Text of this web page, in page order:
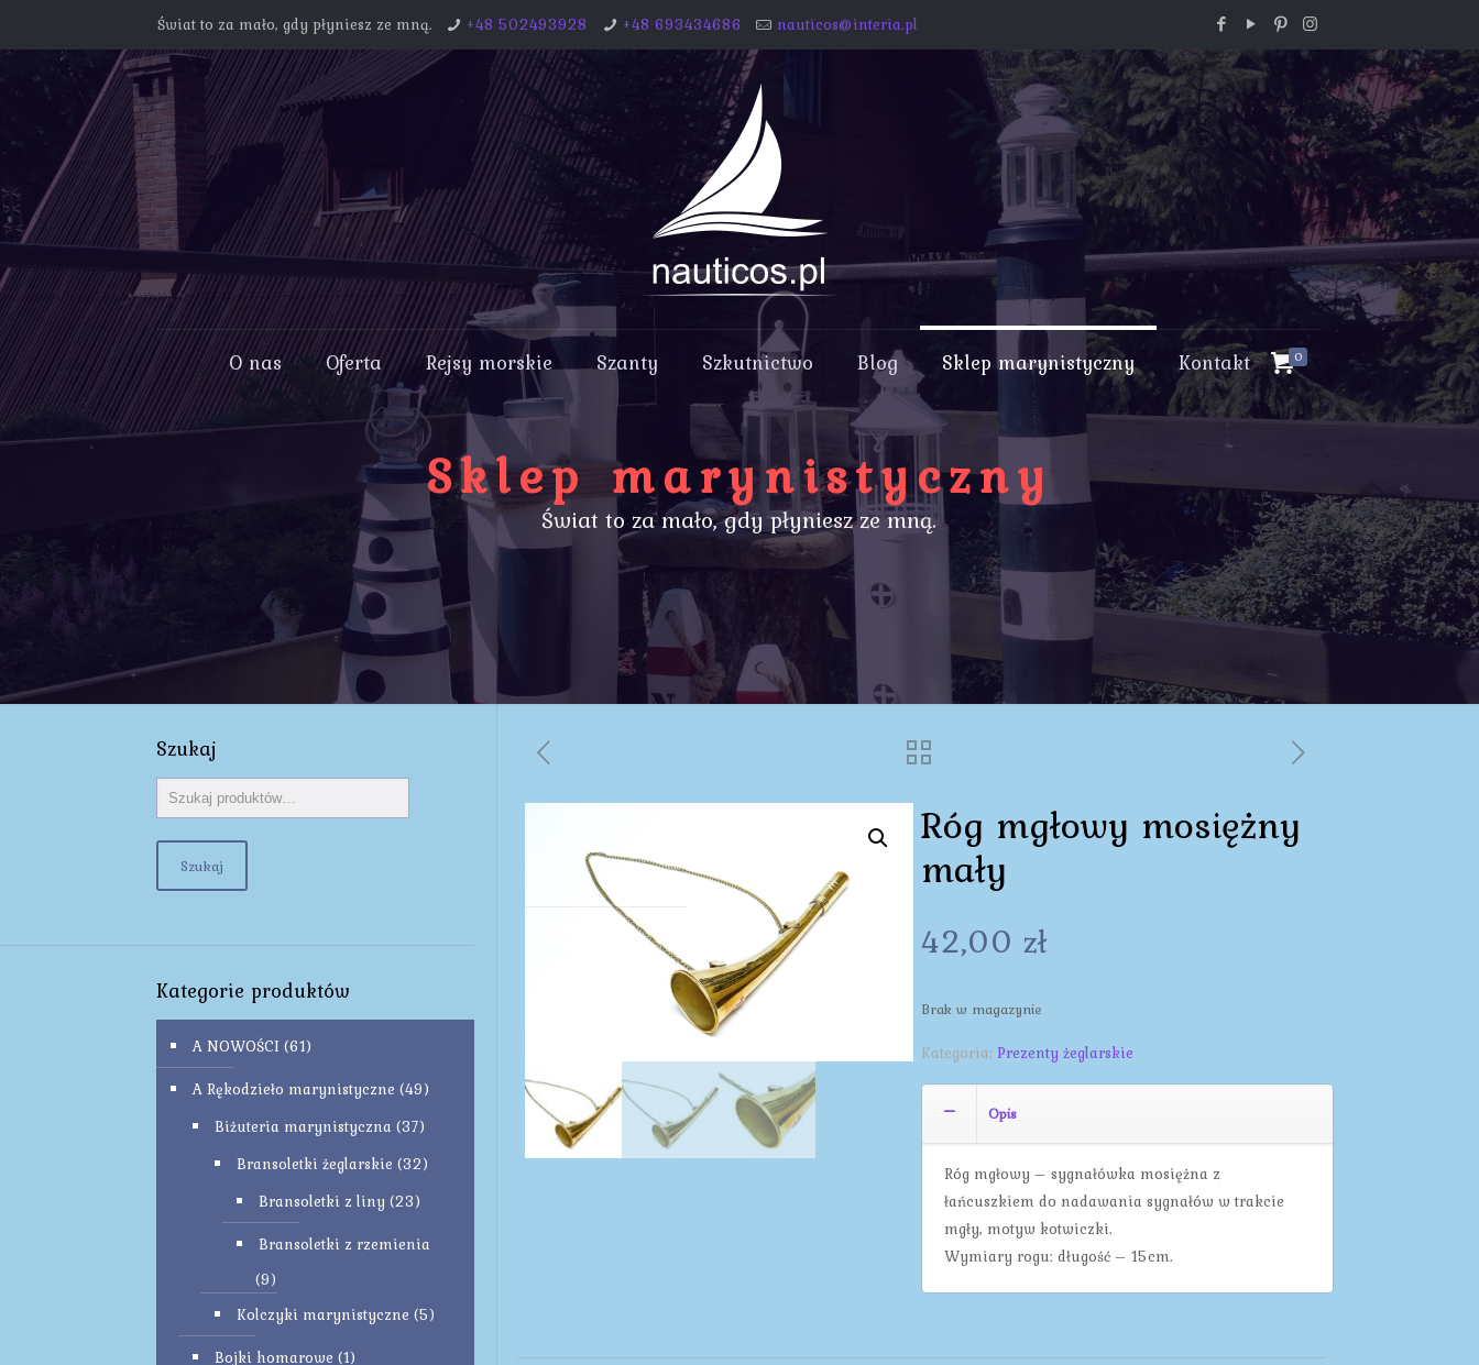
Świat to za mało, gdy płyniesz ze mną. +48 502493928 +48 693434686 nauticos@interia.pl
O nas Oferta Rejsy morskie Szanty Szkutnictwo Blog Sklep marynistyczny Kontakt 0
Sklep marynistyczny
Świat to za mało, gdy płyniesz ze mną.
Róg mgłowy mosiężny
mały
42,00 zł
Brak w magazynie
Kategoria: Prezenty żeglarskie
Opis
Róg mgłowy – sygnałówka mosiężna z
łańcuszkiem do nadawania sygnałów w trakcie
mgły, motyw kotwiczki.
Wymiary rogu: długość – 15cm.
Szukaj
Szukaj
Kategorie produktów
A NOWOŚCI (61)
A Rękodzieło marynistyczne (49)
Biżuteria marynistyczna (37)
Bransoletki żeglarskie (32)
Bransoletki z liny (23)
Bransoletki z rzemienia
(9)
Kolczyki marynistyczne (5)
Bojki homarowe (1)